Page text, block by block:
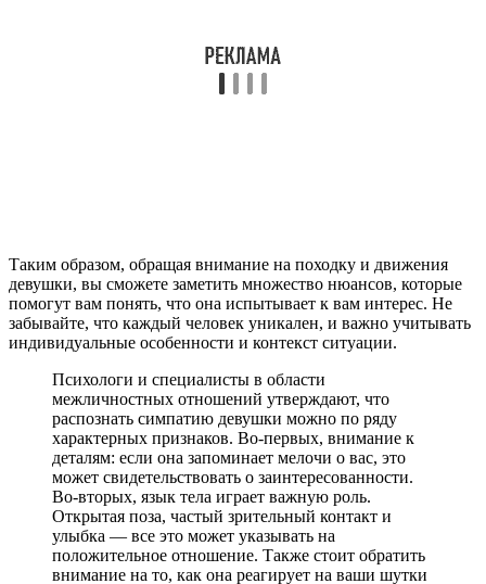
Таким образом, обращая внимание на походку и движения
девушки, вы сможете заметить множество нюансов, которые
помогут вам понять, что она испытывает к вам интерес. Не
забывайте, что каждый человек уникален, и важно учитывать
индивидуальные особенности и контекст ситуации.
Психологи и специалисты в области
межличностных отношений утверждают, что
распознать симпатию девушки можно по ряду
характерных признаков. Во-первых, внимание к
деталям: если она запоминает мелочи о вас, это
может свидетельствовать о заинтересованности.
Во-вторых, язык тела играет важную роль.
Открытая поза, частый зрительный контакт и
улыбка — все это может указывать на
положительное отношение. Также стоит обратить
внимание на то, как она реагирует на ваши шутки